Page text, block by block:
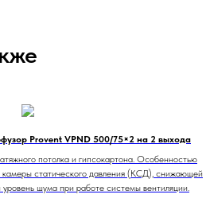
Provent VPND 500/75×2 на 2 выхода
потолка и гипсокартона. Особенностью
камеры статического давления (КСД), снижающей
шума при работе системы вентиляции.